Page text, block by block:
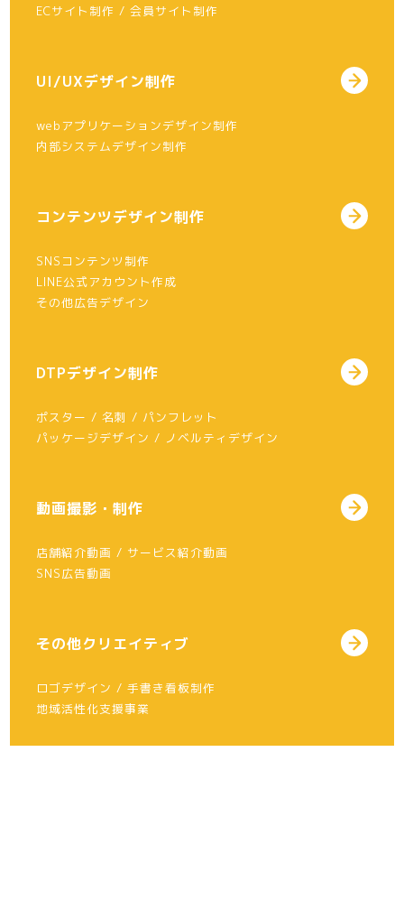
ECサイト制作 / 会員サイト制作
UI/UXデザイン制作
webアプリケーションデザイン制作
内部システムデザイン制作
コンテンツデザイン制作
SNSコンテンツ制作
LINE公式アカウント作成
その他広告デザイン
DTPデザイン制作
ポスター / 名刺 / パンフレット
パッケージデザイン / ノベルティデザイン
動画撮影・制作
店舗紹介動画 / サービス紹介動画
SNS広告動画
その他クリエイティブ
ロゴデザイン / 手書き看板制作
地域活性化支援事業